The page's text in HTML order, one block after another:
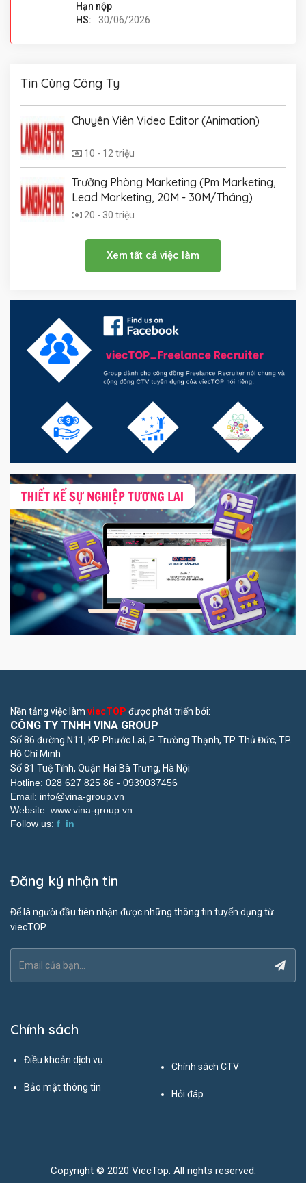
Hạn nộp
HS:
30/06/2026
Tin Cùng Công Ty
Chuyên Viên Video Editor (Animation)
10 - 12 triệu
Trưởng Phòng Marketing (Pm Marketing,
Lead Marketing, 20M - 30M/Tháng)
20 - 30 triệu
Xem tất cả việc làm
Nền tảng việc làm viecTOP được phát triển bởi:
CÔNG TY TNHH VINA GROUP
Số 86 đường N11, KP. Phước Lai, P. Trường Thạnh, TP. Thủ Đức, TP.
Hồ Chí Minh
Số 81 Tuệ Tĩnh, Quận Hai Bà Trưng, Hà Nội
Hotline: 028 627 825 86 - 0939037456
Email: info@vina-group.vn
Website: www.vina-group.vn
Follow us: f in
Đăng ký nhận tin
Để là người đầu tiên nhận được những thông tin tuyển dụng từ
viecTOP
Chính sách
Điều khoản dịch vụ
Bảo mật thông tin
Chính sách CTV
Hỏi đáp
Copyright © 2020 ViecTop. All rights reserved.